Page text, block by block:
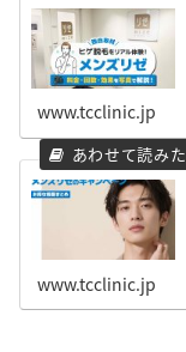
www.tcclinic.jp
www.tcclinic.jp